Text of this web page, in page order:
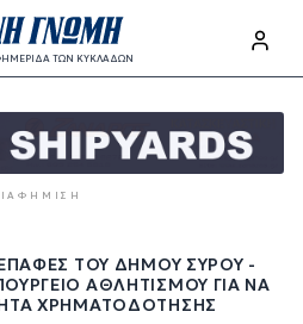
ΤΩΝ ΚΥΚΛΑΔΩΝ
ΤΟΥ ΔΉΜΟΥ ΣΎΡΟΥ -
ΑΘΛΗΤΙΣΜΟΎ ΓΙΑ ΝΑ
ΧΡΗΜΑΤΟΔΌΤΗΣΗΣ